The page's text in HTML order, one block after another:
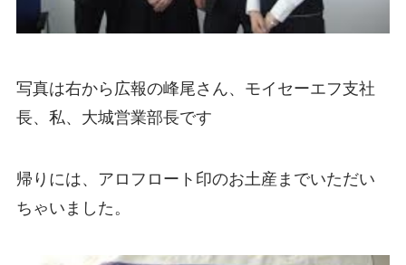
写真は右から広報の峰尾さん、モイセーエフ支社
長、私、大城営業部長です
帰りには、アロフロート印のお土産までいただい
ちゃいました。